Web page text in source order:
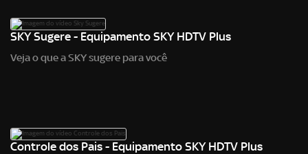
SKY Sugere - Equipamento SKY HDTV Plus
Veja o que a SKY sugere para você
Controle dos Pais - Equipamento SKY HDTV Plus